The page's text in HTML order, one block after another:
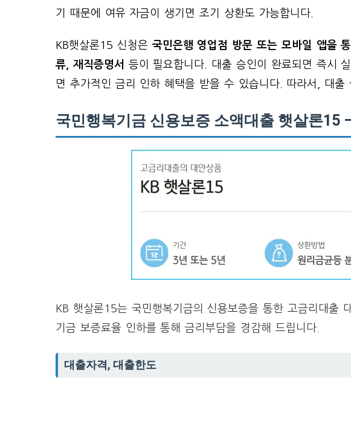
기 때문에 여유 자금이 생기면 조기 상환도 가능합니다.
KB햇살론15 신청은 국민은행 영업점 방문 또는 모바일 앱을
류, 재직증명서
등이 필요합니다. 대출 승인이 완료되면 즉시
면 추가적인 금리 인하 혜택을 받을 수 있습니다. 따라서, 대
국민행복기금 신용보증 소액대출 햇살론15
KB 햇살론15는 국민행복기금의 신용보증을 통한 고금리대출
기금 보증료율 인하를 통해 금리부담을 경감해 드립니다.
대출자격, 대출한도